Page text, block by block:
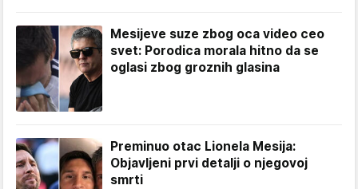
Mesijeve suze zbog oca video ceo
svet: Porodica morala hitno da se
oglasi zbog groznih glasina
Preminuo otac Lionela Mesija:
Objavljeni prvi detalji o njegovoj
smrti